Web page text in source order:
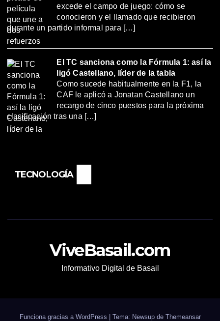
excede el campo de juego: cómo se
conocieron y el llamado que recibieron
durante un partido informal para […]
El TC sanciona como la Fórmula 1: así la
ligó Castellano, líder de la tabla
Como sucede habitualmente en la F1, la
CAF le aplicó a Jonatan Castellano un
recargo de cinco puestos para la próxima
clasificación tras una […]
TECNOLOGÍA
ViveBasail.com
Informativo Digital de Basail
Funciona gracias a WordPress Tema: Newsup de Themeansar